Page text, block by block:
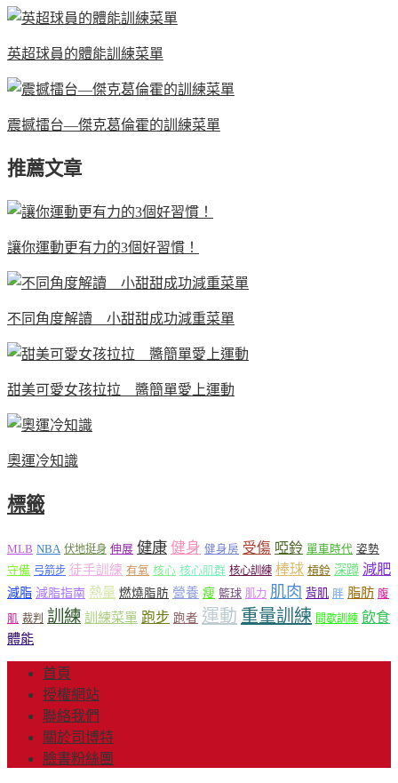
英超球員的體能訓練菜單
震撼擂台—傑克葛倫霍的訓練菜單
推薦文章
讓你運動更有力的3個好習慣！
不同角度解讀 小甜甜成功減重菜單
甜美可愛女孩拉拉 醬簡單愛上運動
奧運冷知識
標籤
MLB NBA 伏地挺身 伸展 健康 健身 健身房 受傷 啞鈴 單車時代 姿勢
守備 弓箭步 徒手訓練 有氧 核心 核心肌群 核心訓練 棒球 槓鈴 深蹲 減肥
減脂 減脂指南 熱量 燃燒脂肪 營養 瘦 籃球 肌力 肌肉 背肌 胖 脂肪 腹
肌 裁判 訓練 訓練菜單 跑步 跑者 運動 重量訓練 間歇訓練 飲食
體能
首頁
授權網站
聯絡我們
關於司博特
臉書粉絲團